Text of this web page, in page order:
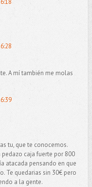
A mí también me molas
tu, que te conocemos.
caja fuerte por 800
atacada pensando en que
Te quedarias sin 30€ pero
a la gente.